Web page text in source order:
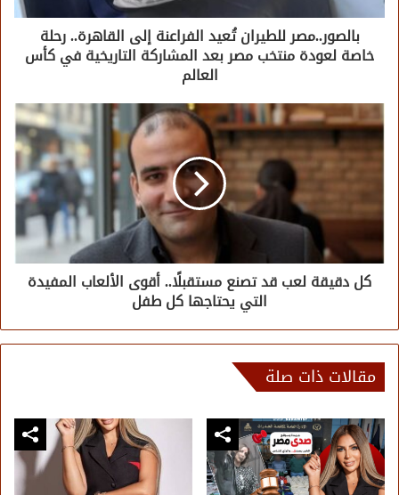
بالصور..مصر للطيران تُعيد الفراعنة إلى القاهرة.. رحلة
خاصة لعودة منتخب مصر بعد المشاركة التاريخية في كأس
العالم
كل دقيقة لعب قد تصنع مستقبلًا.. أقوى الألعاب المفيدة
التي يحتاجها كل طفل
مقالات ذات صلة